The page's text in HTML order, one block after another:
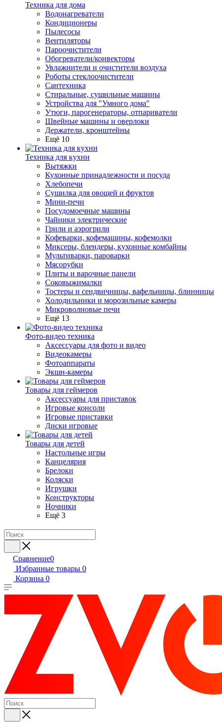
Техника для дома
Водонагреватели
Кондиционеры
Пылесосы
Вентиляторы
Пароочистители
Обогреватели/конвекторы
Увлажнители и очистители воздуха
Роботы стеклоочистители
Сантехника
Стиральные, сушильные машины
Устройства для "Умного дома"
Утюги, парогенераторы, отпариватели
Швейные машины и оверлоки
Держатели, кронштейны
Ещё 10
Техника для кухни
Вытяжки
Кухонные принадлежности и посуда
Хлебопечи
Сушилка для овощей и фруктов
Мини-печи
Посудомоечные машины
Чайники электрические
Грили и аэрогрили
Кофеварки, кофемашины, кофемолки
Миксеры, блендеры, кухонные комбайны
Мультиварки, пароварки
Мясорубки
Плиты и варочные панели
Соковыжималки
Тостеры и сендвичницы, вафельницы, блинницы
Холодильники и морозильные камеры
Микроволновые печи
Ещё 13
Фото-видео техника
Аксессуары для фото и видео
Видеокамеры
Фотоаппараты
Экшн-камеры
Товары для геймеров
Аксессуары для приставок
Игровые консоли
Игровые приставки
Диски игровые
Товары для детей
Настольные игры
Канцелярия
Брелоки
Коляски
Игрушки
Конструкторы
Ночники
Ещё 3
Сравнение0
Избранные товары 0
Корзина 0